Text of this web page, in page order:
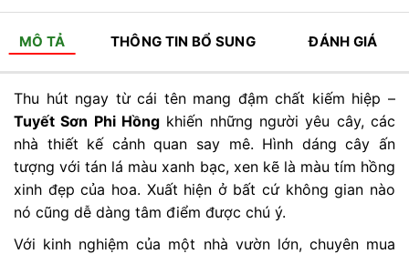
MÔ TẢ THÔNG TIN BỔ SUNG ĐÁNH GIÁ
Thu hút ngay từ cái tên mang đậm chất kiếm hiệp –
Tuyết Sơn Phi Hồng khiến những người yêu cây, các
nhà thiết kế cảnh quan say mê. Hình dáng cây ấn
tượng với tán lá màu xanh bạc, xen kẽ là màu tím hồng
xinh đẹp của hoa. Xuất hiện ở bất cứ không gian nào
nó cũng dễ dàng tâm điểm được chú ý.
Với kinh nghiệm của một nhà vườn lớn, chuyên mua